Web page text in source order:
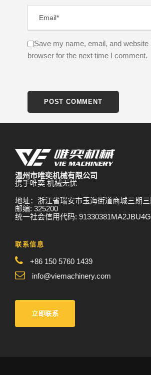
Save my name, email, and website
browser for the next time I comment.
温州市唯奕机械有限公司
携手唯奕 机械无忧
地址：浙江省瑞安市玉海街道商城三期三
邮编: 325200
统一社会信用代码:
联系信息
+86 150 5760 1439
info@viemachinery.com
立即联系